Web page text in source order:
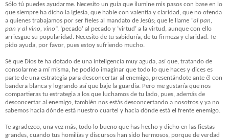
Sólo tú puedes ayudarme. Necesito un guía que ilumine mis pasos con base en lo
que siempre ha dicho la Iglesia, que hable con valentía y claridad, que no ofenda
a quienes trabajamos por ser fieles al mandato de Jesús; que le llame “al pan,
pan y al vino, vino”, ‘pecado’ al pecado y ‘virtud’ a la virtud, aunque con ello
arriesgue su popularidad. Necesito de tu sabiduría, de tu firmeza y claridad. Te
pido ayuda, por favor, pues estoy sufriendo mucho.
Sé que Dios te ha dotado de una inteligencia muy aguda, así que, tratando de
consolarme a mí misma, he podido imaginar que todo lo que haces y dices es
parte de una estrategia para desconcertar al enemigo, presentándote ante él con
bandera blanca y logrando así que baje la guardia. Pero me gustaría que nos
compartieras tu estrategia a los que luchamos de tu lado, pues, además de
desconcertar al enemigo, también nos estás desconcertando a nosotros y ya no
sabemos hacia dónde está nuestro cuartel y hacia dónde está el frente enemigo.
Te agradezco, una vez más, todo lo bueno que has hecho y dicho en las fiestas
grandes, cuando tus homilías y discursos han sido hermosos, porque de verdad